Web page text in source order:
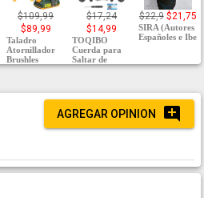
$109,99
$89,99
Taladro
Atornillador
Brushles
$17,24
$14,99
TOQIBO
Cuerda para
Saltar de
$22,9 $21,75
SIRA (Autores
Españoles e Ibe
AGREGAR OPINION